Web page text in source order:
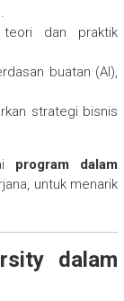
dan praktik
buatan (AI),
strategi bisnis
program dalam
untuk menarik
dalam